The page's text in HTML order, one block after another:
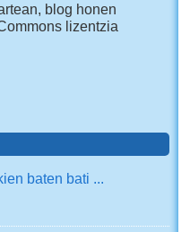
blog honen
lizentzia
baten bati ...